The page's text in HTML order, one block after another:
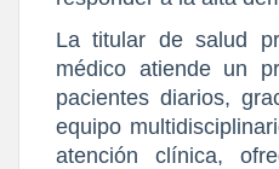
La titular de salud
médico atiende un
pacientes diarios,
equipo
atención clínica,